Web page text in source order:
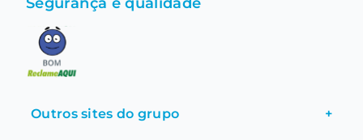
Outros sites do grupo +